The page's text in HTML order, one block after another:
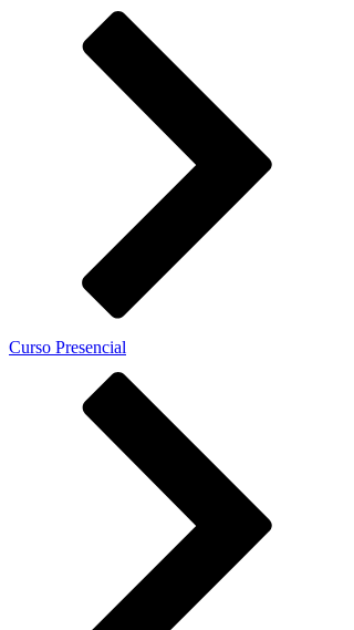
Curso Presencial